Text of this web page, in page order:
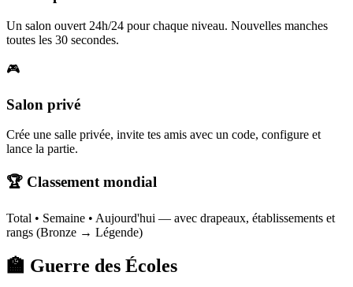
Un salon ouvert 24h/24 pour chaque niveau. Nouvelles manches
toutes les 30 secondes.
🎮
Salon privé
Crée une salle privée, invite tes amis avec un code, configure et
lance la partie.
🏆 Classement mondial
Total • Semaine • Aujourd'hui — avec drapeaux, établissements et
rangs (Bronze → Légende)
🏫 Guerre des Écoles